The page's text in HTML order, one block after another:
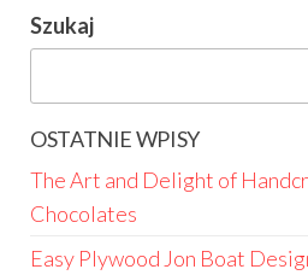
Szukaj
OSTATNIE WPISY
The Art and Delight of
Chocolates
Easy Plywood Jon Boat